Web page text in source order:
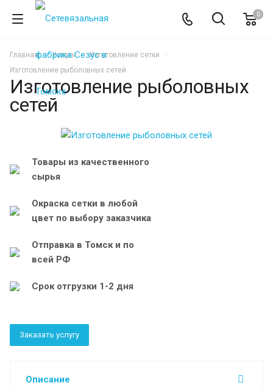
0
Главная Услуги
Изготовление сетки
Изготовление рыболовных сетей
Изготовление рыболовных
сетей
Товары из качественного
сырья
Окраска сетки в любой
цвет по выбору заказчика
Отправка в Томск и по
всей РФ
Срок отгрузки 1-2 дня
Заказать услугу
Описание